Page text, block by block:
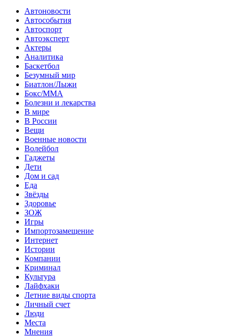
Автоновости
Автособытия
Автоспорт
Автоэксперт
Актеры
Аналитика
Баскетбол
Безумный мир
Биатлон/Лыжи
Бокс/MMA
Болезни и лекарства
В мире
В России
Вещи
Военные новости
Волейбол
Гаджеты
Дети
Дом и сад
Еда
Звёзды
Здоровье
ЗОЖ
Игры
Импортозамещение
Интернет
Истории
Компании
Криминал
Культура
Лайфхаки
Летние виды спорта
Личный счет
Люди
Места
Мнения